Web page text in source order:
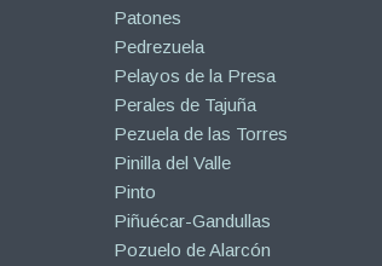
Patones
Pedrezuela
Pelayos de la Presa
Perales de Tajuña
Pezuela de las Torres
Pinilla del Valle
Pinto
Piñuécar-Gandullas
Pozuelo de Alarcón